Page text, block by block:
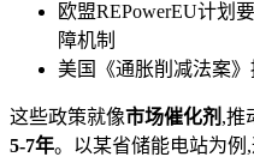
欧盟REPowerEU计划
障机制
美国《通胀削减法案
这些政策就像市场催化剂 ,推
5-7年。以某省储能电站为例